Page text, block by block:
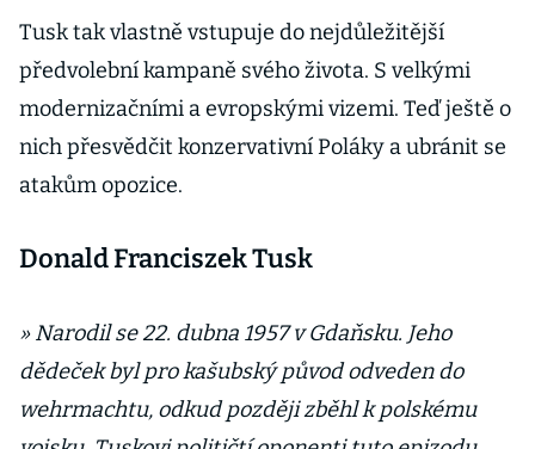
Tusk tak vlastně vstupuje do nejdůležitější
předvolební kampaně svého života. S velkými
modernizačními a evropskými vizemi. Teď ještě o
nich přesvědčit konzervativní Poláky a ubránit se
atakům opozice.
Donald Franciszek Tusk
» Narodil se 22. dubna 1957 v Gdaňsku. Jeho
dědeček byl pro kašubský původ odveden do
wehrmachtu, odkud později zběhl k polskému